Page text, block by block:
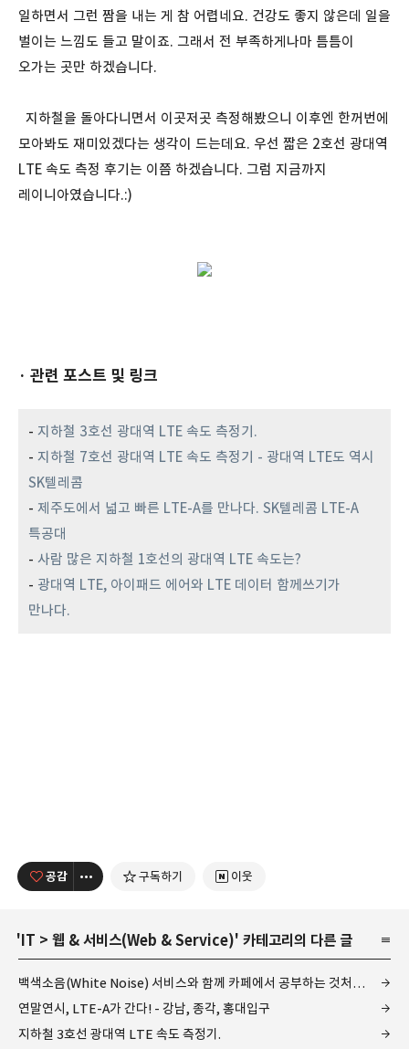
일하면서 그런 짬을 내는 게 참 어렵네요. 건강도 좋지 않은데 일을
벌이는 느낌도 들고 말이죠. 그래서 전 부족하게나마 틈틈이
오가는 곳만 하겠습니다.
지하철을 돌아다니면서 이곳저곳 측정해봤으니 이후엔 한꺼번에
모아봐도 재미있겠다는 생각이 드는데요. 우선 짧은 2호선 광대역
LTE 속도 측정 후기는 이쯤 하겠습니다. 그럼 지금까지
레이니아였습니다.:)
· 관련 포스트 및 링크
- 지하철 3호선 광대역 LTE 속도 측정기.
- 지하철 7호선 광대역 LTE 속도 측정기 - 광대역 LTE도 역시
SK텔레콤
- 제주도에서 넓고 빠른 LTE-A를 만나다. SK텔레콤 LTE-A
특공대
- 사람 많은 지하철 1호선의 광대역 LTE 속도는?
- 광대역 LTE, 아이패드 에어와 LTE 데이터 함께쓰기가
만나다.
공감 구독하기 이웃
'IT > 웹 & 서비스(Web & Service)' 카테고리의 다른 글
백색소음(White Noise) 서비스와 함께 카페에서 공부하는 것처럼...
연말연시, LTE-A가 간다! - 강남, 종각, 홍대입구
지하철 3호선 광대역 LTE 속도 측정기.